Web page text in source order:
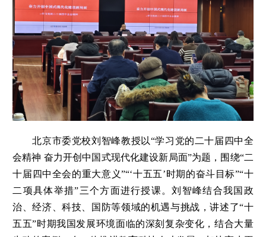
北京市委党校刘智峰教授以“学习党的二十届四中全
会精神 奋力开创中国式现代化建设新局面”为题，围绕“二
十届四中全会的重大意义”“‘十五五’时期的奋斗目标”“十
二项具体举措”三个方面进行授课。刘智峰结合我国政
治、经济、科技、国防等领域的机遇与挑战，讲述了“十
五五”时期我国发展环境面临的深刻复杂变化，结合大量